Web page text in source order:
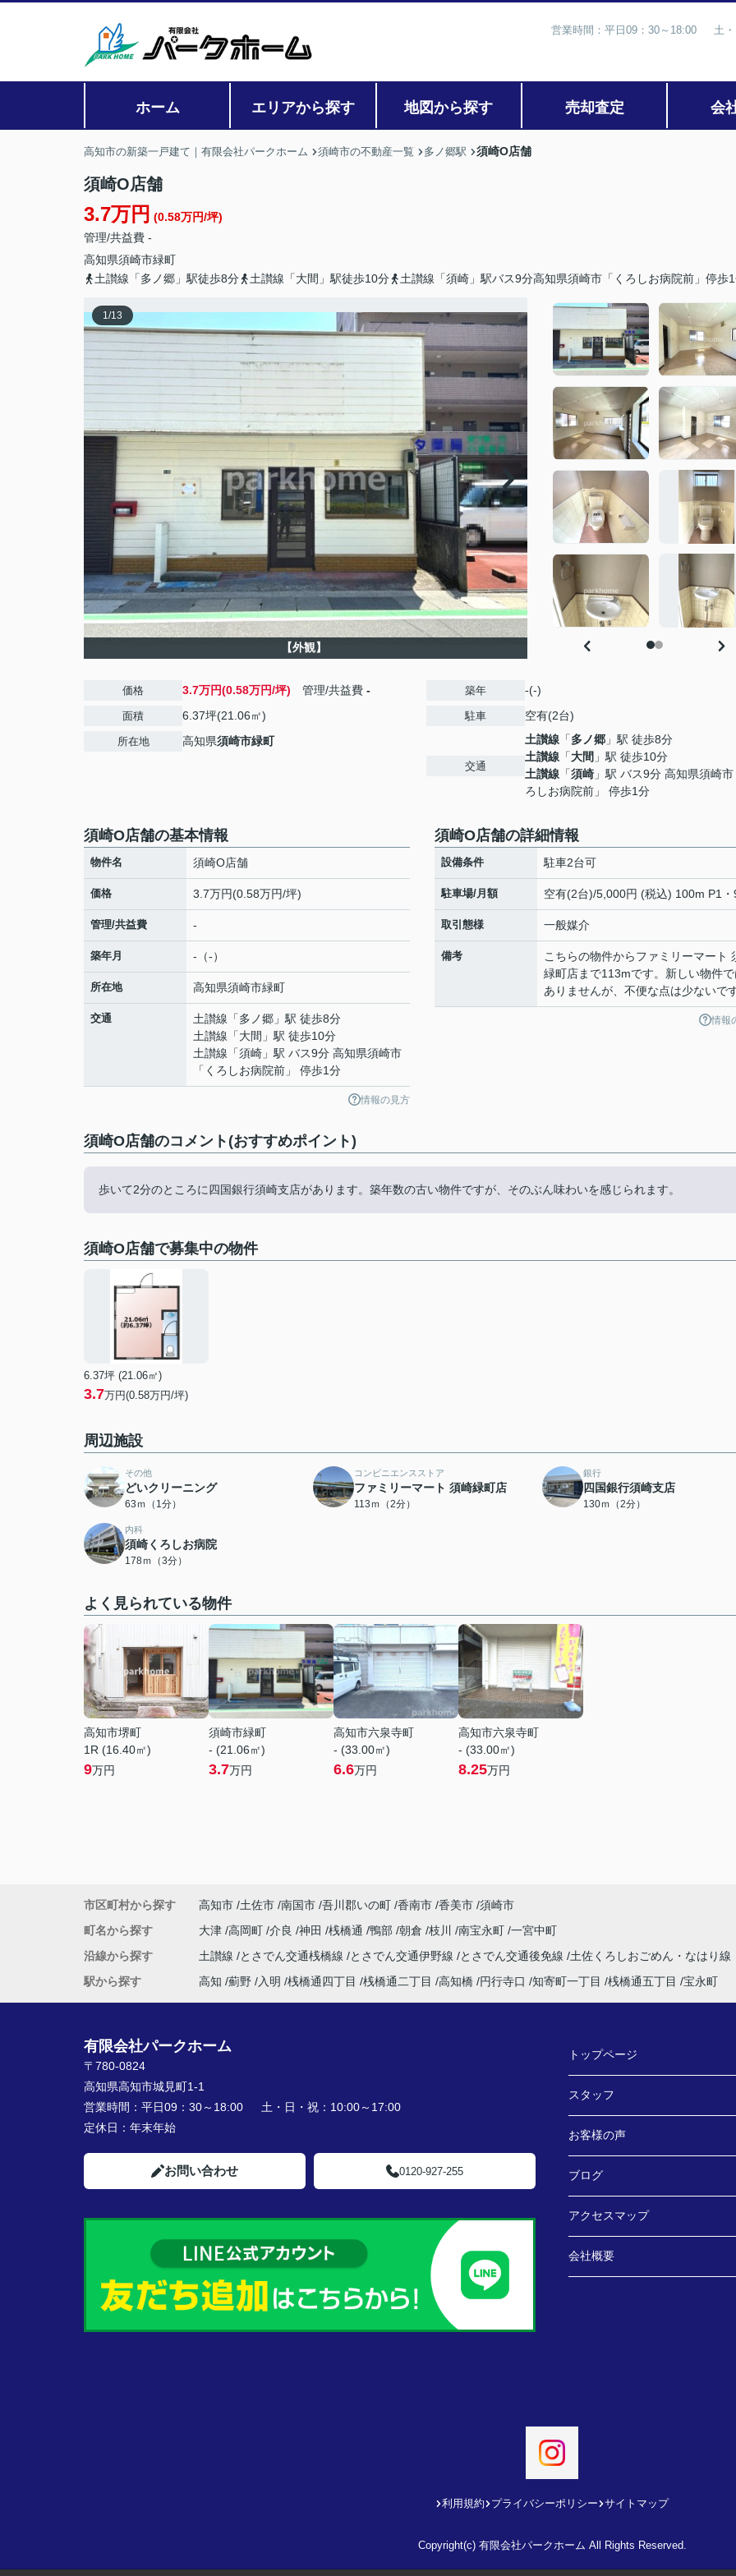
営業時間：平日09：30～18:00 土
ホーム エリアから探す 地図から探す 売却査定 会
高知市の新築一戸建て｜有限会社パークホーム 須崎市の不動産一覧 多ノ郷駅 須崎O店舗
須崎O店舗
3.7万円 (0.58万円/坪)
管理/共益費 -
高知県須崎市緑町
土讃線「多ノ郷」駅徒歩8分
土讃線「大間」駅徒歩10分 土讃線「須崎」駅バス9分高知県須崎市「くろしお病院前」停歩
1/13
【外観】
価格 3.7万円(0.58万円/坪) 管理/共益費 -
面積 6.37坪(21.06㎡)
所在地 高知県須崎市緑町
築年 -(-)
駐車 空有(2台)
交通
土讃線 「多ノ郷 」駅 徒歩8分
土讃線 「大間 」駅 徒歩10分
土讃線 「須崎 」駅 バス9分 高知県須崎市
ろしお病院前」 停歩1分
須崎O店舗の基本情報
物件名 須崎O店舗
価格 3.7万円(0.58万円/坪)
管理/共益費 -
築年月 -（-）
所在地 高知県須崎市緑町
交通 土讃線 「多ノ郷 」駅 徒歩8分
土讃線 「大間 」駅 徒歩10分
土讃線 「須崎 」駅 バス9分 高知県須崎市
「くろしお病院前」 停歩1分
情報の見方
須崎O店舗の詳細情報
設備条件 駐車2台可
駐車場/月額 空有(2台)/5,000円 (税込) 100m P1・
取引態様 一般媒介
備考
こちらの物件からファミリーマート
緑町店まで113mです。新しい物件で
ありませんが、不便な点は少ないです
情報
須崎O店舗のコメント(おすすめポイント)
歩いて2分のところに四国銀行須崎支店があります。築年数の古い物件ですが、そのぶん味わいを感じられます。
須崎O店舗で募集中の物件
6.37坪 (21.06㎡)
3.7万円(0.58万円/坪)
周辺施設
その他
どいクリーニング
63ｍ（1分）
コンビニエンスストア
ファミリーマート 須崎緑町店
113ｍ（2分）
銀行
四国銀行須崎支店
130ｍ（2分）
内科
須崎くろしお病院
178ｍ（3分）
よく見られている物件
高知市堺町
1R (16.40㎡)
9万円
須崎市緑町
- (21.06㎡)
3.7万円
高知市六泉寺町
- (33.00㎡)
6.6万円
高知市六泉寺町
- (33.00㎡)
8.25万円
市区町村から探す 高知市 土佐市 南国市 吾川郡いの町 香南市 香美市 須崎市
町名から探す
大津 高岡町 介良 神田 桟橋通 鴨部 朝倉 枝川 南宝永町 一宮中町
沿線から探す
土讃線 とさでん交通桟橋線 とさでん交通伊野線 とさでん交通後免線
土佐くろしおごめん・なはり線
駅から探す
高知 薊野 入明 桟橋通四丁目 桟橋通二丁目 高知橋 円行寺口 知寄町一丁目 桟橋通五丁目 宝永町
有限会社パークホーム
〒780-0824
高知県高知市城見町1-1
営業時間： 平日09：30～18:00 土・日・祝：10:00～17:00
定休日： 年末年始
お問い合わせ 0120-927-255
トップページ
スタッフ
お客様の声
ブログ
アクセスマップ
会社概要
利用規約 プライバシーポリシー サイトマップ
Copyright(c) 有限会社パークホーム All Rights Reserved.